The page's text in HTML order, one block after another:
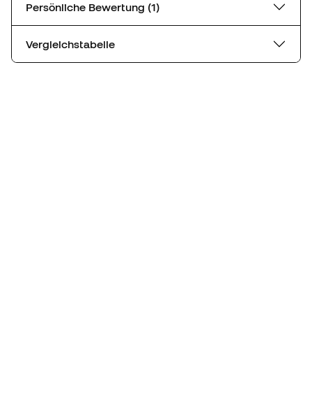
Persönliche Bewertung (1)
Vergleichstabelle